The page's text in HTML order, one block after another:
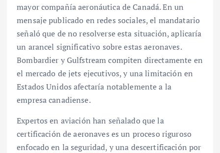
mayor compañía aeronáutica de Canadá. En un
mensaje publicado en redes sociales, el mandatario
señaló que de no resolverse esta situación, aplicaría
un arancel significativo sobre estas aeronaves.
Bombardier y Gulfstream compiten directamente en
el mercado de jets ejecutivos, y una limitación en
Estados Unidos afectaría notablemente a la
empresa canadiense.
Expertos en aviación han señalado que la
certificación de aeronaves es un proceso riguroso
enfocado en la seguridad, y una descertificación por